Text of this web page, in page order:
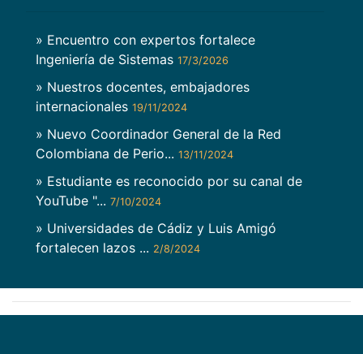
» Encuentro con expertos fortalece
Ingeniería de Sistemas 17/3/2026
» Nuestros docentes, embajadores
internacionales 19/11/2024
» Nuevo Coordinador General de la Red
Colombiana de Perio... 13/11/2024
» Estudiante es reconocido por su canal de
YouTube "... 7/10/2024
» Universidades de Cádiz y Luis Amigó
fortalecen lazos ... 2/8/2024